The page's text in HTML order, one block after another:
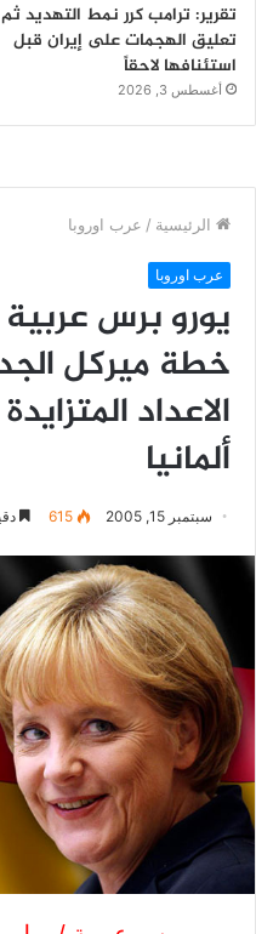
تقرير: ترامب كرر نمط التهديد ثم
تعليق الهجمات على إيران قبل
استئنافها لاحقاً
أغسطس 3, 2026